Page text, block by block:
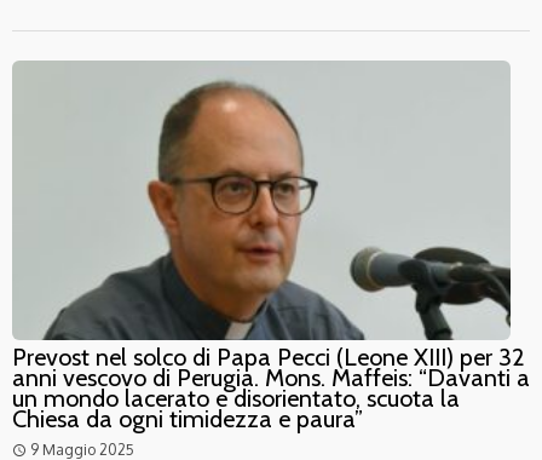
Prevost nel solco di Papa Pecci (Leone XIII) per 32
anni vescovo di Perugia. Mons. Maffeis: “Davanti a
un mondo lacerato e disorientato, scuota la
Chiesa da ogni timidezza e paura”
access_time 9 Maggio 2025